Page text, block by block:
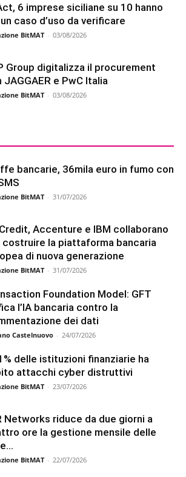
6 imprese siciliane su 10 hanno
caso d’uso da verificare
BitMAT - 03/08/2026
Group digitalizza il procurement
JAGGAER e PwC Italia
BitMAT - 03/08/2026
bancarie, 36mila euro in fumo con
BitMAT - 31/07/2026
Accenture e IBM collaborano
costruire la piattaforma bancaria
di nuova generazione
BitMAT - 31/07/2026
Foundation Model: GFT
l’IA bancaria contro la
dei dati
Castelnuovo - 24/07/2026
delle istituzioni finanziarie ha
attacchi cyber distruttivi
BitMAT - 23/07/2026
Networks riduce da due giorni a
ore la gestione mensile delle
BitMAT - 22/07/2026